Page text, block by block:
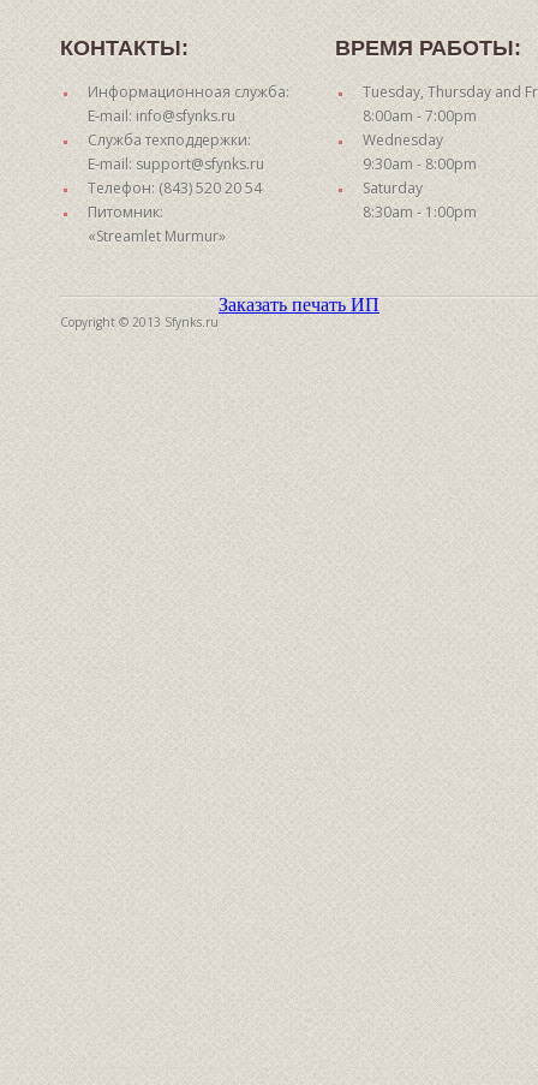
КОНТАКТЫ:
Информационноая служба:
E-mail: info@sfynks.ru
Служба техподдержки:
E-mail: support@sfynks.ru
Телефон: (843) 520 20 54
Питомник:
«Streamlet Murmur»
ВРЕМЯ РАБОТЫ:
Tuesday, Thursday and
8:00am - 7:00pm
Wednesday
9:30am - 8:00pm
Saturday
8:30am - 1:00pm
Copyright © 2013 Sfynks.ru
Заказать печать ИП